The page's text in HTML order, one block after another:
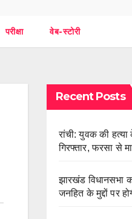
परीक्षा वेब-स्टोरी
Recent Posts
रांची: युवक की
गिरफ्तार, फरसा से
झारखंड विधानसभा
जनहित के मुद्दों पर